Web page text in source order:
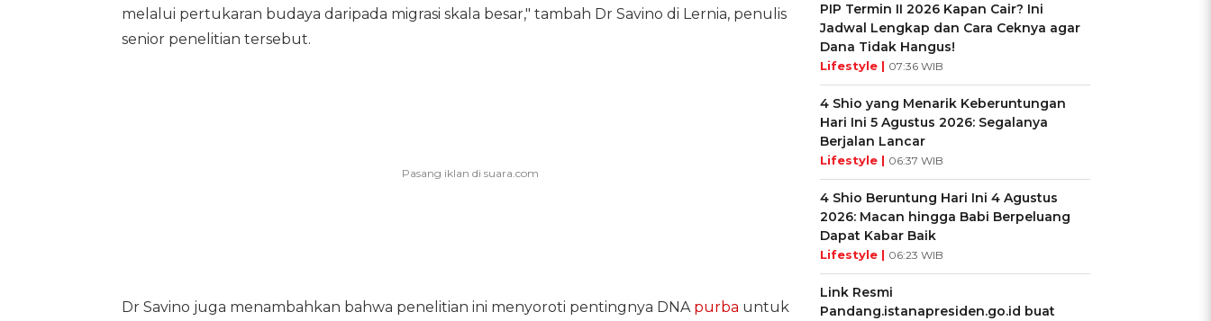
melalui pertukaran budaya daripada migrasi skala besar," tambah Dr Savino di Lernia, penulis
senior penelitian tersebut.
Dr Savino juga menambahkan bahwa penelitian ini menyoroti pentingnya DNA purba untuk
PIP Termin II 2026 Kapan Cair? Ini
Jadwal Lengkap dan Cara Ceknya agar
Dana Tidak Hangus!
Lifestyle | 07:36 WIB
4 Shio yang Menarik Keberuntungan
Hari Ini 5 Agustus 2026: Segalanya
Berjalan Lancar
Lifestyle | 06:37 WIB
4 Shio Beruntung Hari Ini 4 Agustus
2026: Macan hingga Babi Berpeluang
Dapat Kabar Baik
Lifestyle | 06:23 WIB
Link Resmi
Pandang.istanapresiden.go.id buat